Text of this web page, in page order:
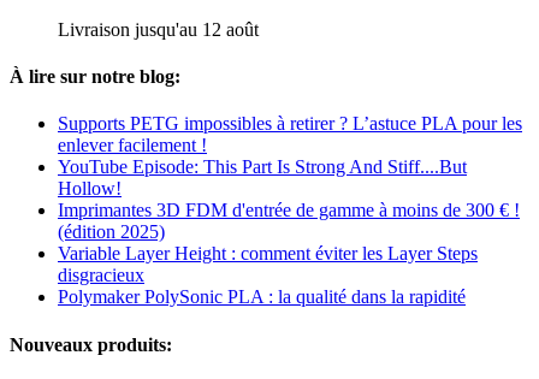
Livraison jusqu'au 12 août
À lire sur notre blog:
Supports PETG impossibles à retirer ? L’astuce PLA pour les
enlever facilement !
YouTube Episode: This Part Is Strong And Stiff....But
Hollow!
Imprimantes 3D FDM d'entrée de gamme à moins de 300 € !
(édition 2025)
Variable Layer Height : comment éviter les Layer Steps
disgracieux
Polymaker PolySonic PLA : la qualité dans la rapidité
Nouveaux produits: